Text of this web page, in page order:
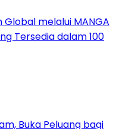
Global melalui MANGA
Tersedia dalam 100
Buka Peluang bagi